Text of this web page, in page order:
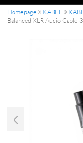
Homepage KABEL
Balanced XLR Audio Cable